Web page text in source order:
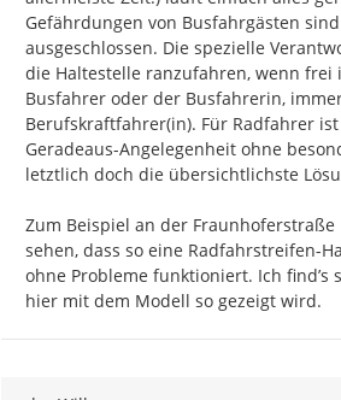
Gefährdungen von Busfahrgästen
ausgeschlossen. Die spezielle
die Haltestelle ranzufahren, wenn frei
Busfahrer oder der Busfahrerin,
Berufskraftfahrer(in). Für Radfahrer
Geradeaus-Angelegenheit ohne
letztlich doch die übersichtlichste
Zum Beispiel an der
sehen, dass so eine Radfahrstreifen-
ohne Probleme funktioniert. Ich find’s